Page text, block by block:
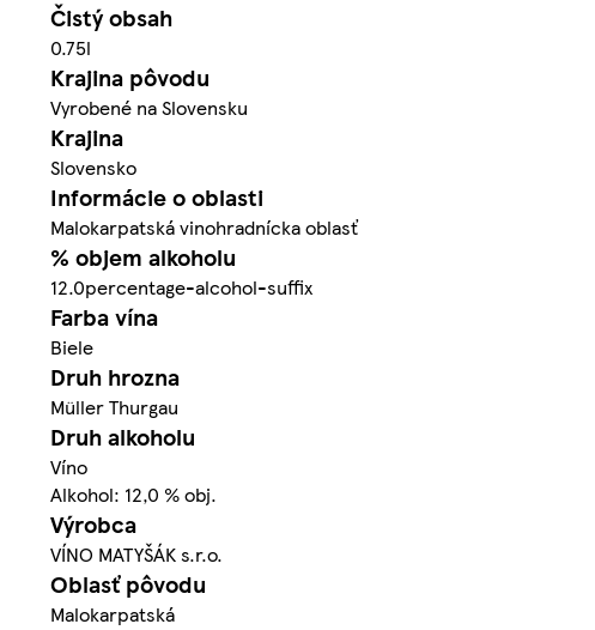
Čistý obsah
0.75l
Krajina pôvodu
Vyrobené na Slovensku
Krajina
Slovensko
Informácie o oblasti
Malokarpatská vinohradnícka oblasť
% objem alkoholu
12.0percentage-alcohol-suffix
Farba vína
Biele
Druh hrozna
Müller Thurgau
Druh alkoholu
Víno
Alkohol: 12,0 % obj.
Výrobca
VÍNO MATYŠÁK s.r.o.
Oblasť pôvodu
Malokarpatská